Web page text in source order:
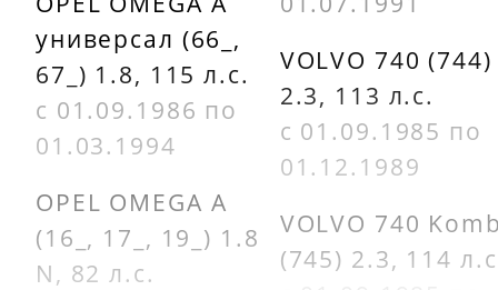
универсал (66_,
67_) 1.8, 115 л.с.
с 01.09.1986 по
01.03.1994
OPEL OMEGA A
(16_, 17_, 19_) 1.8
N, 82 л.с.
VOLVO 740 (744)
2.3, 113 л.с.
с 01.09.1985 по
01.12.1989
VOLVO 740
(745) 2.3, 114